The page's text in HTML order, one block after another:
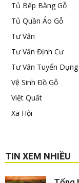
Tủ Bếp Bằng Gỗ
Tủ Quần Áo Gỗ
Tư Vấn
Tư Vấn Định Cư
Tư Vấn Tuyển Dụng
Vệ Sinh Đồ Gỗ
Việt Quất
Xã Hội
TIN XEM NHIỀU